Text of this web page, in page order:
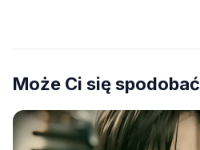
Może Ci się spodobać